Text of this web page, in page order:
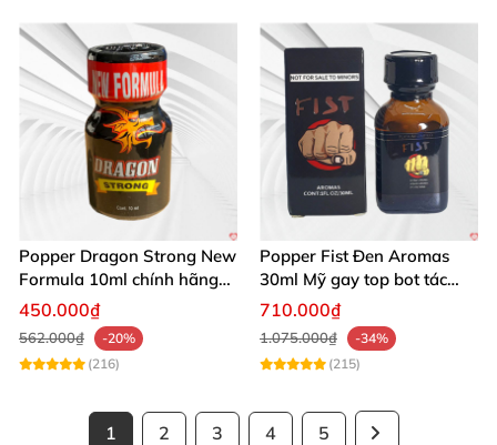
Popper Dragon Strong New
Formula 10ml chính hãng
Mỹ dành cho Top Bot
450.000₫
562.000₫
-20%
(216)
Popper Fist Đen Aromas
30ml Mỹ gay top bot tác
dụng mạnh
710.000₫
1.075.000₫
-34%
(215)
1 2 3 4 5